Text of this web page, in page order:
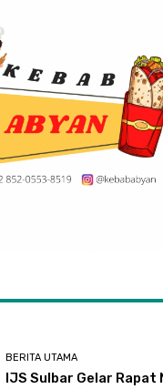
BERITA UTAMA
IJS Sulbar Gelar Rapat